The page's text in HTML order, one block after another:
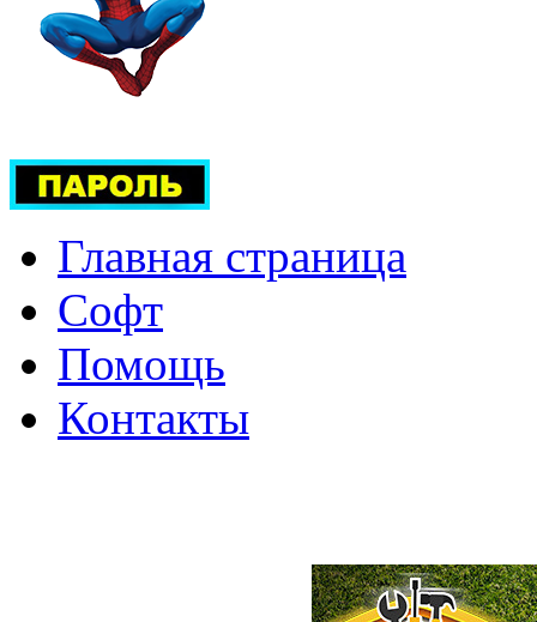
Главная страница
Софт
Помощь
Контакты